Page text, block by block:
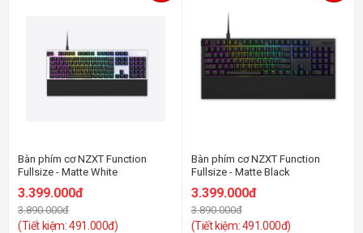
Bàn phím cơ NZXT Function
Fullsize - Matte White
3.399.000đ
3.890.000đ
(Tiết kiệm: 491.000đ)
Bàn phím cơ NZXT Function
Fullsize - Matte Black
3.399.000đ
3.890.000đ
(Tiết kiệm: 491.000đ)